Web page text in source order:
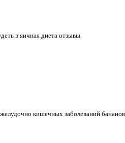
в яичная диета отзывы
кишечных заболеваний